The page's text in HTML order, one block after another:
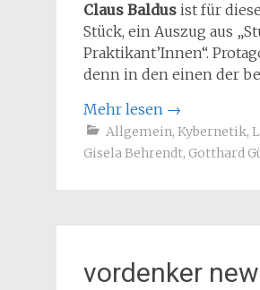
Claus Baldus ist für
Stück, ein Auszug aus
Praktikant’Innen“.
denn in den einen der
Mehr lesen →
Allgemein, Kybernetik,
Gisela Behrendt, Gotthard
vordenker